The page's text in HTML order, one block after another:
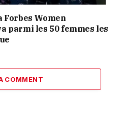
Forbes Women
parmi les 50 femmes les
COMMENT